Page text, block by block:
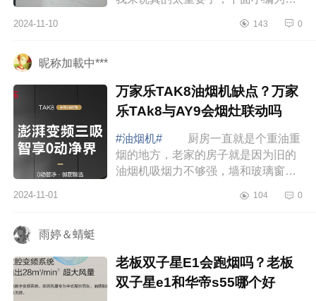
帝油烟机和方太油烟机哪个好 卡
2024-11-10 143 0
昵称加載中***
万家乐TAK8油烟机缺点？万家
乐TAk8与AY9会烟灶联动吗
#油烟机#
厨房一直就是个重油重
烟的地方，老家的房子就是因为旧的
油烟机吸烟力不够强，墙和玻璃窗都
油这次真的不能再踩这个坑。下面小
2024-11-01 104 0
雨婷＆蜻蜓
老板双子星E1会跑烟吗？老板
双子星e1和华帝s55哪个好